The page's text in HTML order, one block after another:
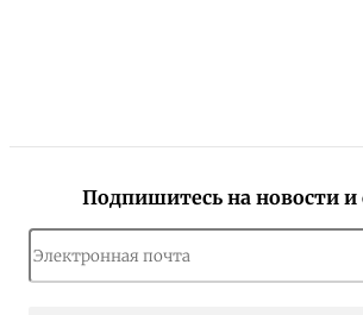
Подпишитесь на новости